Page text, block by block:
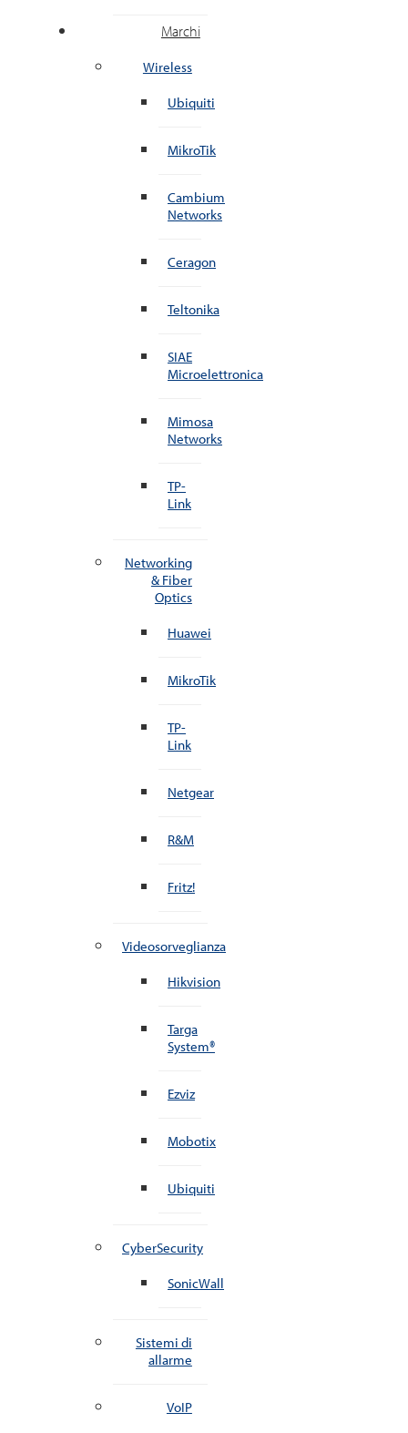
Marchi
Wireless
Ubiquiti
MikroTik
Cambium
Networks
Ceragon
Teltonika
SIAE
Microelettronica
Mimosa
Networks
TP-
Link
Networking
& Fiber
Optics
Huawei
MikroTik
TP-
Link
Netgear
R&M
Fritz!
Videosorveglianza
Hikvision
Targa
System®
Ezviz
Mobotix
Ubiquiti
CyberSecurity
SonicWall
Sistemi di
allarme
VoIP